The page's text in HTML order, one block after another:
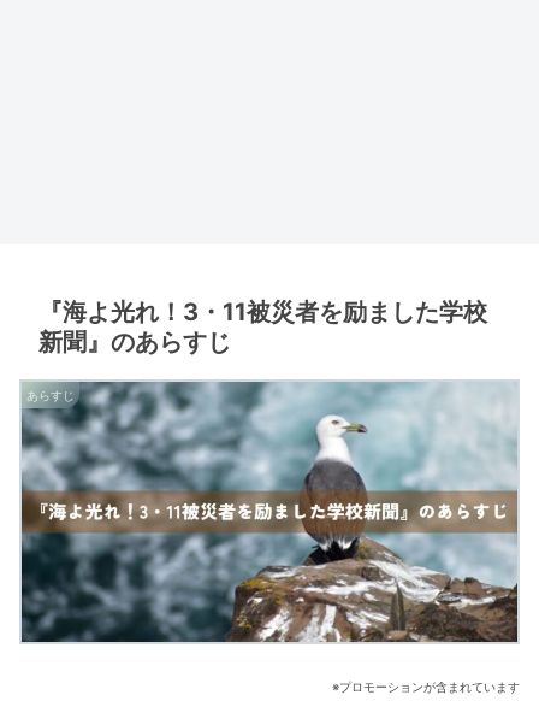
『海よ光れ！3・11被災者を励ました学校
新聞』のあらすじ
あらすじ
※プロモーションが含まれています